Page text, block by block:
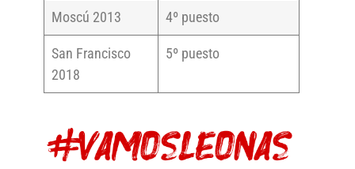
Moscú 2013 4º puesto
San Francisco
2018
5º puesto